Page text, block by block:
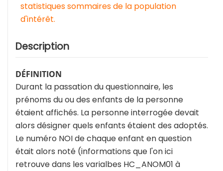
statistiques sommaires de la population
d'intérêt.
Description
DÉFINITION
Durant la passation du questionnaire, les
prénoms du ou des enfants de la personne
étaient affichés. La personne interrogée devait
alors désigner quels enfants étaient des adoptés.
Le numéro NOI de chaque enfant en question
était alors noté (informations que l'on ici
retrouve dans les varialbes HC_ANOM01 à